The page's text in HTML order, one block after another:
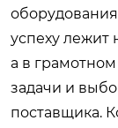
оборудования
успеху лежит
а в
задачи и
поставщика.